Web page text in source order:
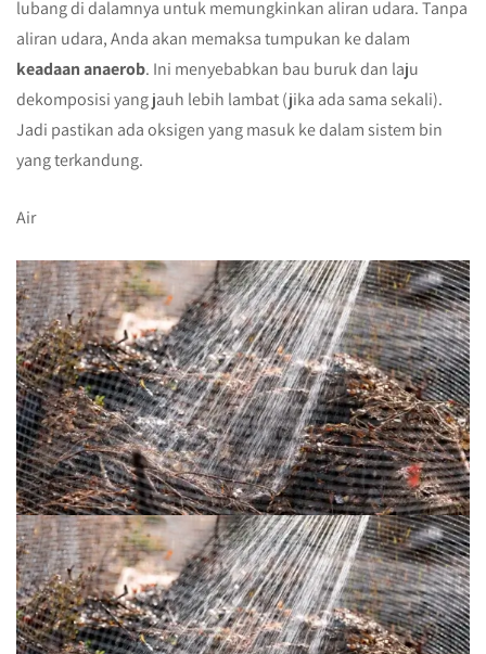
lubang di dalamnya untuk memungkinkan aliran udara. Tanpa
aliran udara, Anda akan memaksa tumpukan ke dalam
keadaan anaerob. Ini menyebabkan bau buruk dan laju
dekomposisi yang jauh lebih lambat (jika ada sama sekali).
Jadi pastikan ada oksigen yang masuk ke dalam sistem bin
yang terkandung.
Air